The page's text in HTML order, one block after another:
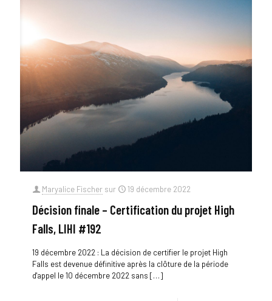
Maryalice Fischer sur 19 décembre 2022
Décision finale – Certification du projet High
Falls, LIHI #192
19 décembre 2022 : La décision de certifier le projet High
Falls est devenue définitive après la clôture de la période
d'appel le 10 décembre 2022 sans […]